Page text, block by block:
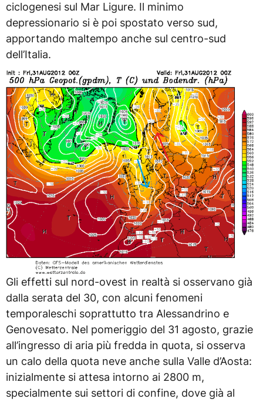
ciclogenesi sul Mar Ligure. Il minimo
depressionario si è poi spostato verso sud,
apportando maltempo anche sul centro-sud
dell’Italia.
Gli effetti sul nord-ovest in realtà si osservano già
dalla serata del 30, con alcuni fenomeni
temporaleschi soprattutto tra Alessandrino e
Genovesato. Nel pomeriggio del 31 agosto, grazie
all’ingresso di aria più fredda in quota, si osserva
un calo della quota neve anche sulla Valle d’Aosta:
inizialmente si attesa intorno ai 2800 m,
specialmente sui settori di confine, dove già al